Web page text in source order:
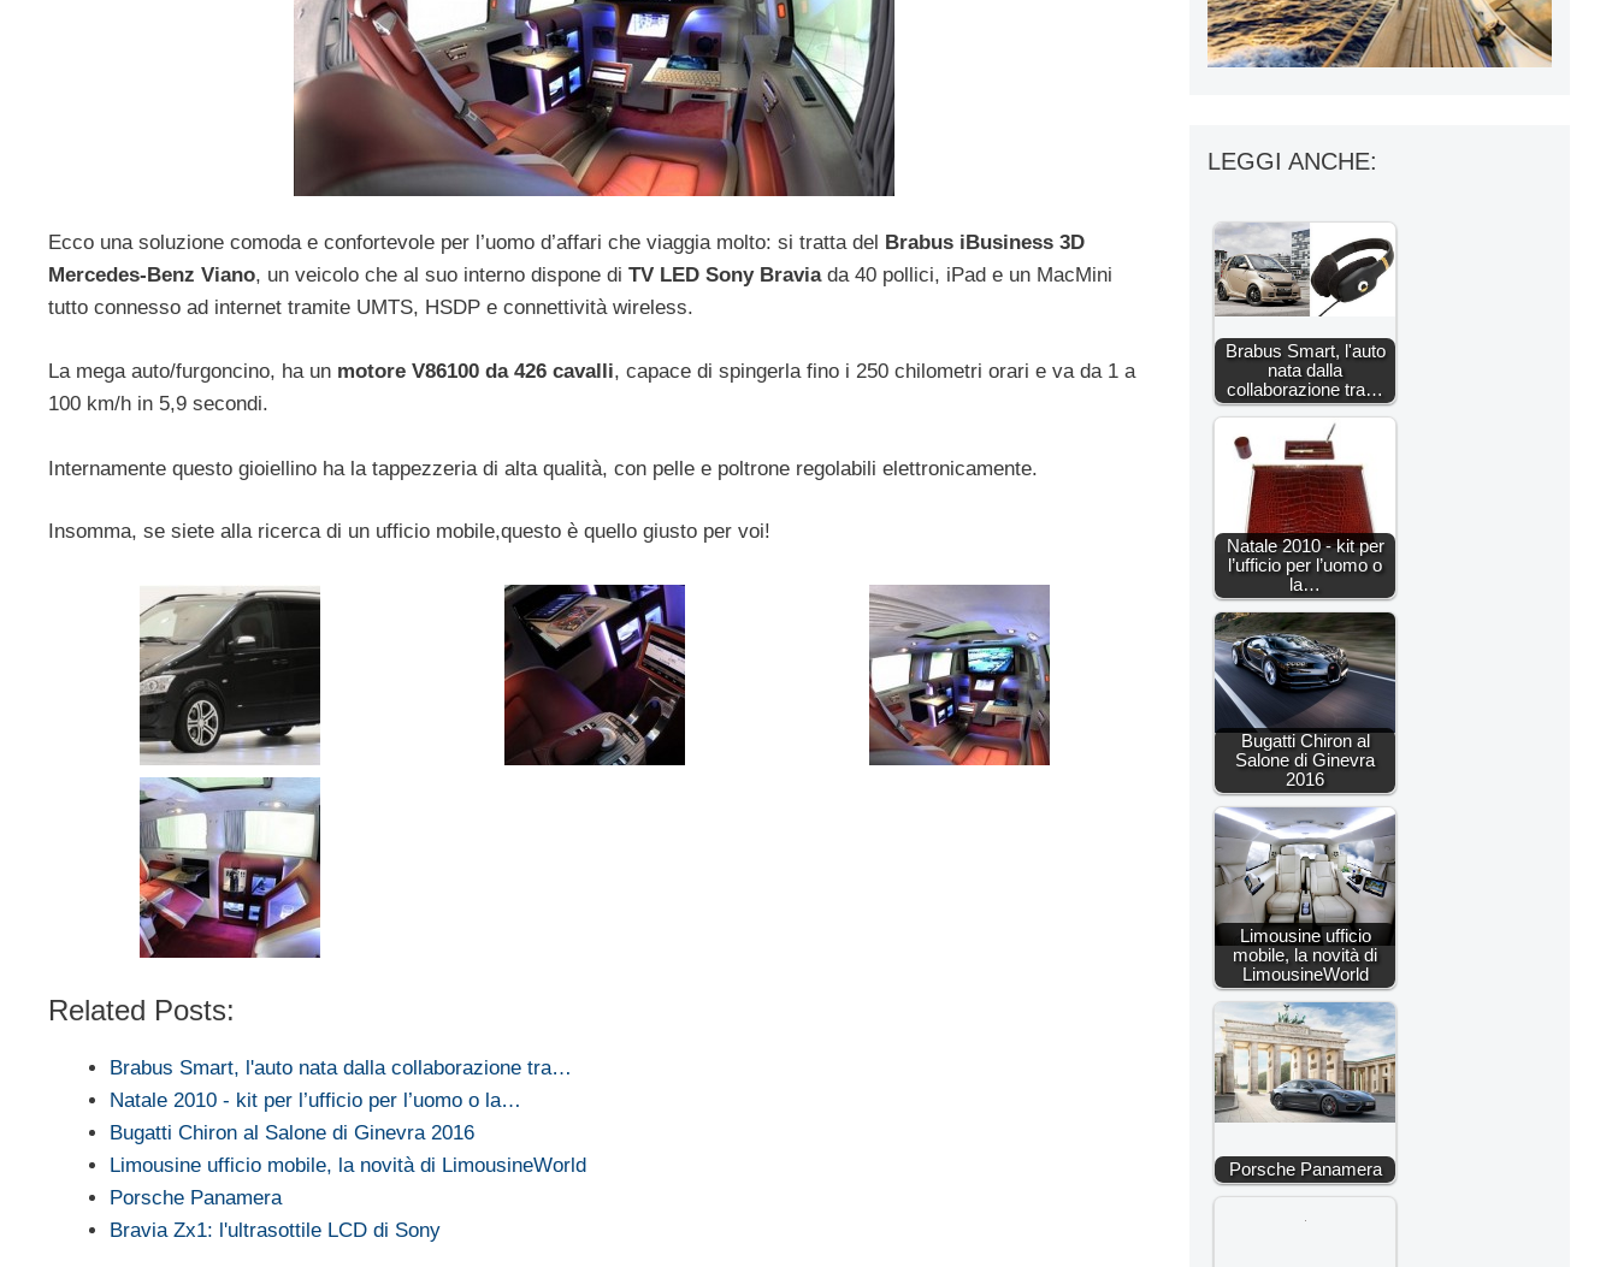
Ecco una soluzione comoda e confortevole per l’uomo d’affari che viaggia molto: si tratta del Brabus iBusiness 3D
Mercedes-Benz Viano, un veicolo che al suo interno dispone di TV LED Sony Braviada 40 pollici, iPad e un MacMini
tutto connesso ad internet tramite UMTS, HSDP e connettività wireless.
La mega auto/furgoncino, ha un motore V86100 da 426 cavalli, capace di spingerla fino i 250 chilometri orari e va da 1 a
100 km/h in 5,9 secondi.
Internamente questo gioiellino ha la tappezzeria di alta qualità, con pelle e poltrone regolabili elettronicamente.
Insomma, se siete alla ricerca di un ufficio mobile,questo è quello giusto per voi!
Related Posts:
Brabus Smart, l'auto nata dalla collaborazione tra…
Natale 2010 - kit per l’ufficio per l’uomo o la…
Bugatti Chiron al Salone di Ginevra 2016
Limousine ufficio mobile, la novità di LimousineWorld
Porsche Panamera
Bravia Zx1: l'ultrasottile LCD di Sony
LEGGI ANCHE:
Brabus Smart, l'auto
nata dalla
collaborazione tra…
Natale 2010 - kit per
l’ufficio per l’uomo o
la…
Bugatti Chiron al
Salone di Ginevra
2016
Limousine ufficio
mobile, la novità di
LimousineWorld
Porsche Panamera